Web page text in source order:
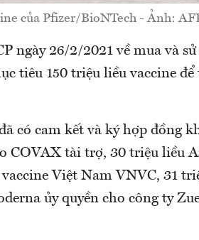
của Pfizer/BioNTech - Ảnh:
ngày 26/2/2021 về mua và
tiêu 150 triệu liều vaccine
có cam kết và ký hợp đồng
COVAX tài trợ, 30 triệu liều
Việt Nam VNVC, 31
ủy quyền cho công ty